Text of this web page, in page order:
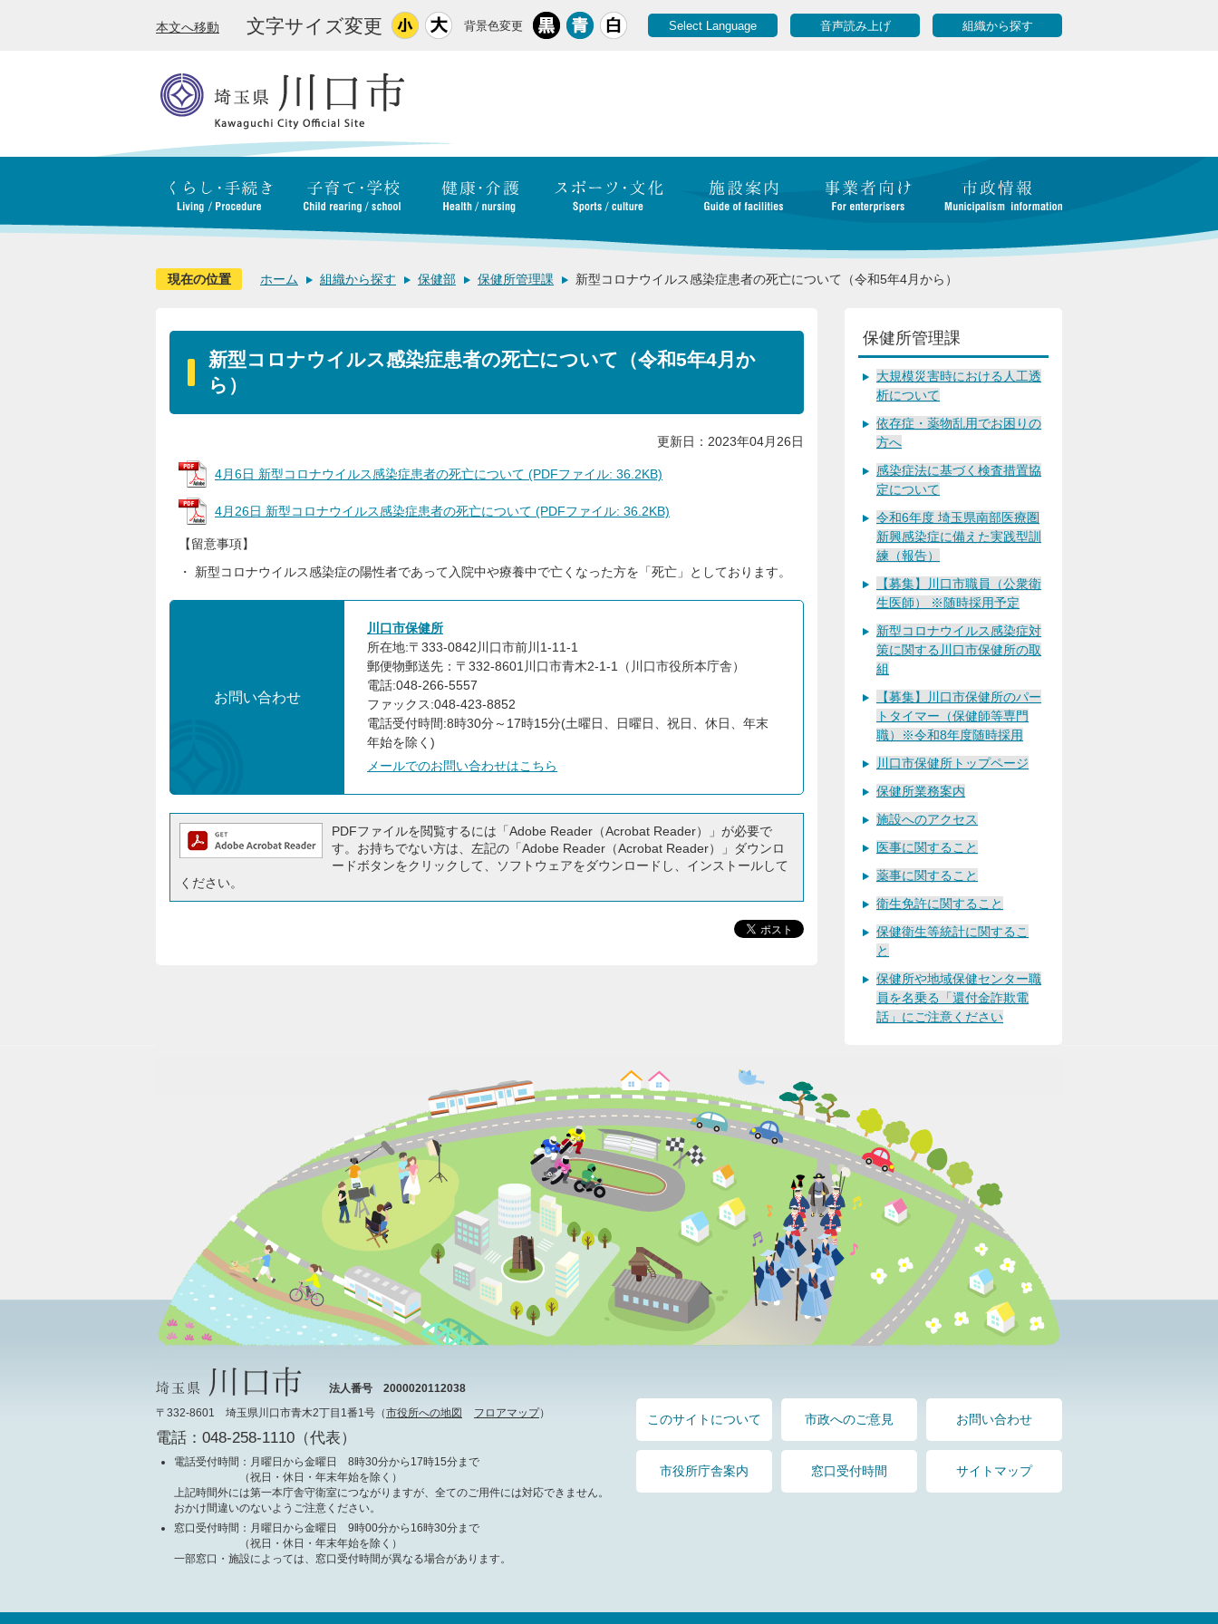
本文へ移動 文字サイズ変更 背景色変更 Select Language 音声読み上げ 組織から探す
現在の位置 ホーム 組織から探す 保健部 保健所管理課 新型コロナウイルス感染症患者の死亡について（令和5年4月から）
新型コロナウイルス感染症患者の死亡について（令和5年4月か
ら）
更新日：2023年04月26日
4月6日 新型コロナウイルス感染症患者の死亡について (PDFファイル: 36.2KB)
4月26日 新型コロナウイルス感染症患者の死亡について (PDFファイル: 36.2KB)
【留意事項】
・ 新型コロナウイルス感染症の陽性者であって入院中や療養中で亡くなった方を「死亡」としております。
お問い合わせ
川口市保健所
所在地:〒333-0842川口市前川1-11-1
郵便物郵送先：〒332-8601川口市青木2-1-1（川口市役所本庁舎）
電話:048-266-5557
ファックス:048-423-8852
電話受付時間:8時30分～17時15分(土曜日、日曜日、祝日、休日、年末
年始を除く)
メールでのお問い合わせはこちら
PDFファイルを閲覧するには「Adobe Reader（Acrobat Reader）」が必要で
す。お持ちでない方は、左記の「Adobe Reader（Acrobat Reader）」ダウンロ
ードボタンをクリックして、ソフトウェアをダウンロードし、インストールして
ください。
保健所管理課
大規模災害時における人工透
析について
依存症・薬物乱用でお困りの
方へ
感染症法に基づく検査措置協
定について
令和6年度 埼玉県南部医療圏
新興感染症に備えた実践型訓
練（報告）
【募集】川口市職員（公衆衛
生医師） ※随時採用予定
新型コロナウイルス感染症対
策に関する川口市保健所の取
組
【募集】川口市保健所のパー
トタイマー（保健師等専門
職）※令和8年度随時採用
川口市保健所トップページ
保健所業務案内
施設へのアクセス
医事に関すること
薬事に関すること
衛生免許に関すること
保健衛生等統計に関するこ
と
保健所や地域保健センター職
員を名乗る「還付金詐欺電
話」にご注意ください
法人番号 2000020112038
〒332-8601 埼玉県川口市青木2丁目1番1号（市役所への地図 フロアマップ）
電話：048-258-1110（代表）
電話受付時間 ：月曜日から金曜日 8時30分から17時15分まで
（祝日・休日・年末年始を除く）
上記時間外には第一本庁舎守衛室につながりますが、全てのご用件には対応できません。
おかけ間違いのないようご注意ください。
窓口受付時間 ：月曜日から金曜日 9時00分から16時30分まで
（祝日・休日・年末年始を除く）
一部窓口・施設によっては、窓口受付時間が異なる場合があります。
このサイトについて 市政へのご意見 お問い合わせ
市役所庁舎案内 窓口受付時間 サイトマップ